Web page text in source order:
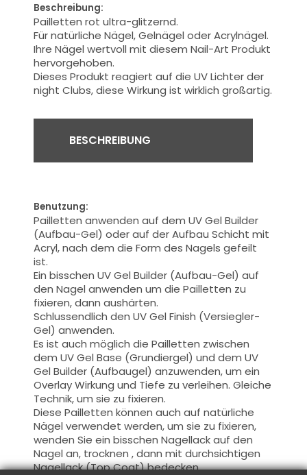
Beschreibung:
Pailletten rot ultra-glitzernd.
Für natürliche Nägel, Gelnägel oder Acrylnägel.
Ihre Nägel wertvoll mit diesem Nail-Art Produkt
hervorgehoben.
Dieses Produkt reagiert auf die UV Lichter der
night Clubs, diese Wirkung ist wirklich großartig.
BESCHREIBUNG
Benutzung:
Pailletten anwenden auf dem UV Gel Builder
(Aufbau-Gel) oder auf der Aufbau Schicht mit
Acryl, nach dem die Form des Nagels gefeilt
ist.
Ein bisschen UV Gel Builder (Aufbau-Gel) auf
den Nagel anwenden um die Pailletten zu
fixieren, dann aushärten.
Schlussendlich den UV Gel Finish (Versiegler-
Gel) anwenden.
Es ist auch möglich die Pailletten zwischen
dem UV Gel Base (Grundiergel) und dem UV
Gel Builder (Aufbaugel) anzuwenden,um ein
Overlay Wirkung und Tiefe zu verleihen. Gleiche
Technik, um sie zu fixieren.
Diese Paillettenkönnen auch auf natürliche
Nägel verwendet werden, um sie zu fixieren,
wenden Sie ein bisschen Nagellack aufden
Nagel an, trocknen ,dann mit durchsichtigen
Nagellack (Top Coat) bedecken.